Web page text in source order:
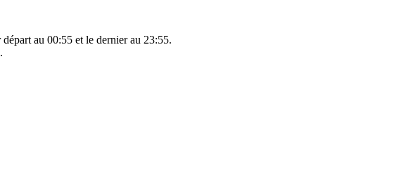
au 00:55 et le dernier au 23:55.